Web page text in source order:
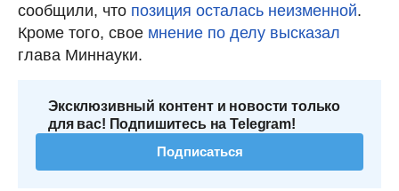
сообщили, что позиция осталась неизменной.
Кроме того, свое мнение по делу высказал
глава Миннауки.
Эксклюзивный контент и новости только
для вас! Подпишитесь на Telegram!
Подписаться